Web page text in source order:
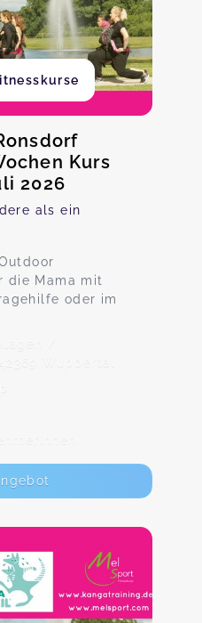
Kurs
2026
als ein
die Mama mit
oder im
/
Wuppertal